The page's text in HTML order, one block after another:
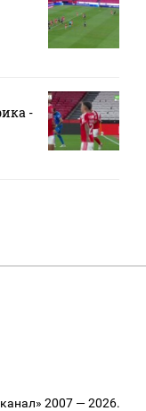
-
2007 — 2026.